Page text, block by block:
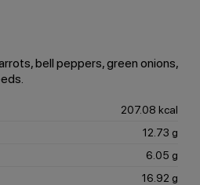
bell peppers, green onions,
207.08 kcal
12.73 g
6.05 g
16.92 g